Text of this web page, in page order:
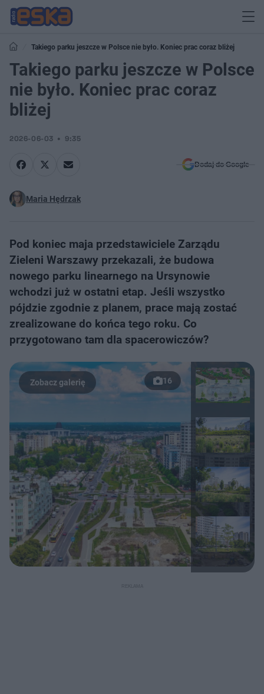
Takiego parku jeszcze w Polsce nie było. Koniec prac coraz bliżej
Takiego parku jeszcze w Polsce
nie było. Koniec prac coraz
bliżej
2026-06-03 9:35
Dodaj do Google
Maria Hędrzak
Pod koniec maja przedstawiciele Zarządu
Zieleni Warszawy przekazali, że budowa
nowego parku linearnego na Ursynowie
wchodzi już w ostatni etap. Jeśli wszystko
pójdzie zgodnie z planem, prace mają zostać
zrealizowane do końca tego roku. Co
przygotowano tam dla spacerowiczów?
16